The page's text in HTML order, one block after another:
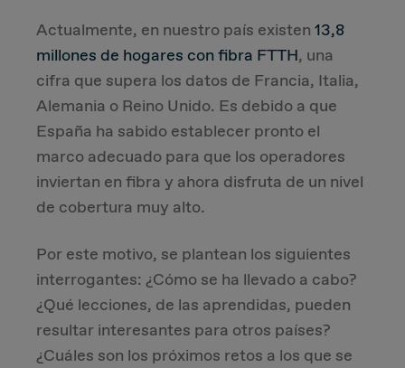
Business Strategy
Market Strategy & Screening Analysis
Performance Transformation
Actualmente, en nuestro país existen 13,8
millones de hogares con fibra FTTH, una
cifra que supera los datos de Francia, Italia,
Alemania o Reino Unido. Es debido a que
España ha sabido establecer pronto el
marco adecuado para que los operadores
inviertan en fibra y ahora disfruta de un nivel
de cobertura muy alto.
Por este motivo, se plantean los siguientes
interrogantes: ¿Cómo se ha llevado a cabo?
¿Qué lecciones, de las aprendidas, pueden
resultar interesantes para otros países?
¿Cuáles son los próximos retos a los que se